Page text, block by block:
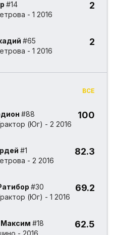
#14
- 1 2016
2
#65
- 1 2016
2
ВСЕ
#88
(Юг) - 2 2016
100
#1
- 2 2016
82.3
#30
(Юг) - 1 2016
69.2
Максим #18
- 2016
62.5